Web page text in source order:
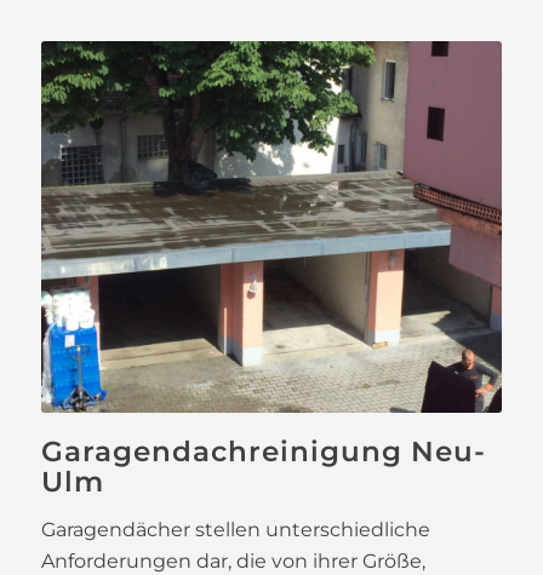
Garagendachreinigung Neu-
Ulm
Garagendächer stellen unterschiedliche
Anforderungen dar, die von ihrer Größe,